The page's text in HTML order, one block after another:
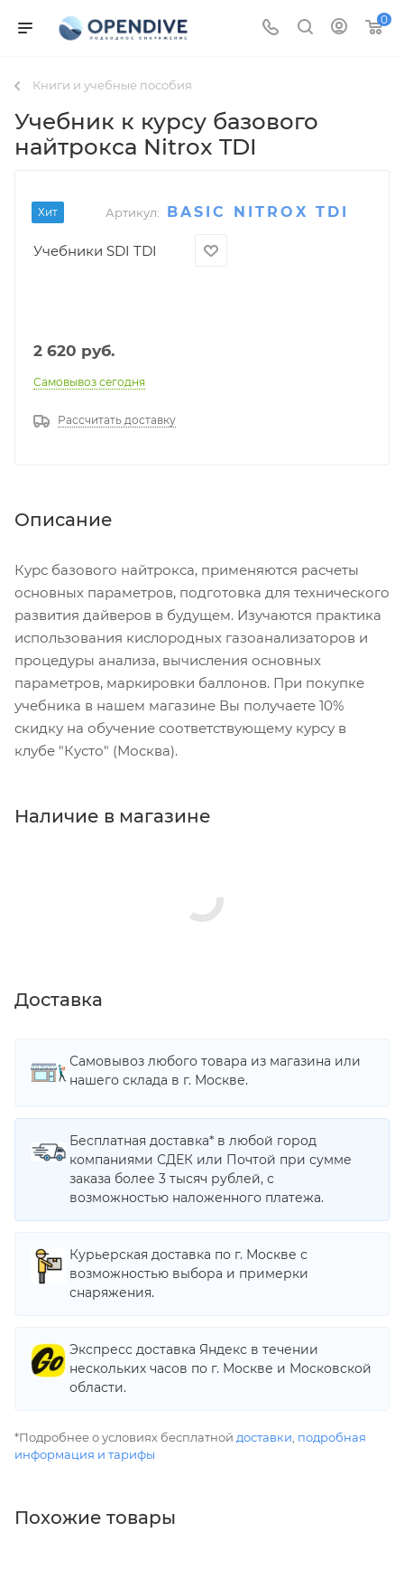
0
Книги и учебные пособия
Учебник к курсу базового
найтрокса Nitrox TDI
Хит Артикул: BASIC NITROX TDI
Учебники SDI TDI
2 620 руб.
Самовывоз сегодня
Рассчитать доставку
Описание
Курс базового найтрокса, применяются расчеты
основных параметров, подготовка для технического
развития дайверов в будущем. Изучаются практика
использования кислородных газоанализаторов и
процедуры анализа, вычисления основных
параметров, маркировки баллонов. При покупке
учебника в нашем магазине Вы получаете 10%
скидку на обучение соответствующему курсу в
клубе "Кусто" (Москва).
Наличие в магазине
Доставка
Самовывоз любого товара из магазина или
нашего склада в г. Москве.
Бесплатная доставка* в любой город
компаниями СДЕК или Почтой при сумме
заказа более 3 тысяч рублей, с
возможностью наложенного платежа.
Курьерская доставка по г. Москве с
возможностью выбора и примерки
снаряжения.
Экспресс доставка Яндекс в течении
нескольких часов по г. Москве и Московской
области.
*Подробнее о условиях бесплатной доставки подробная
информация и тарифы
Похожие товары